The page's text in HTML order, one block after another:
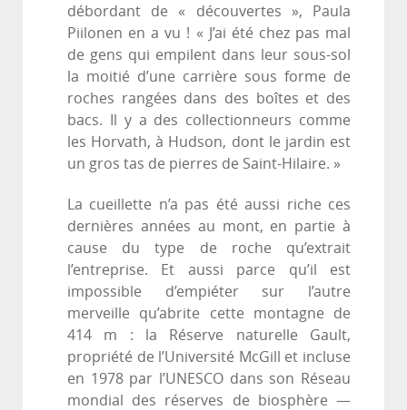
débordant de « découvertes », Paula
Piilonen en a vu ! « J’ai été chez pas mal
de gens qui empilent dans leur sous-sol
la moitié d’une carrière sous forme de
roches rangées dans des boîtes et des
bacs. Il y a des collectionneurs comme
les Horvath, à Hudson, dont le jardin est
un gros tas de pierres de Saint-Hilaire. »
La cueillette n’a pas été aussi riche ces
dernières années au mont, en partie à
cause du type de roche qu’extrait
l’entreprise. Et aussi parce qu’il est
impossible d’empiéter sur l’autre
merveille qu’abrite cette montagne de
414 m : la Réserve naturelle Gault,
propriété de l’Université McGill et incluse
en 1978 par l’UNESCO dans son Réseau
mondial des réserves de biosphère —